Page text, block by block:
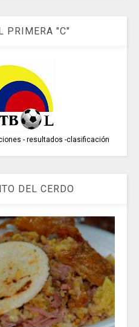
PRIMERA "C"
- resultados -clasificación
DEL CERDO